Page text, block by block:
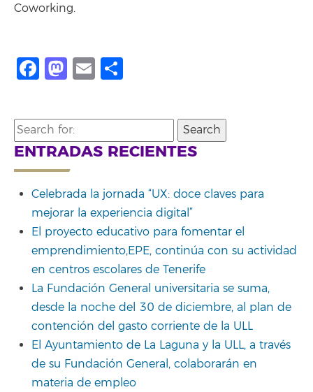
Coworking.
Facebook
Mastodon
Email
Search
for:
ENTRADAS RECIENTES
Celebrada la jornada “UX: doce claves para
mejorar la experiencia digital”
El proyecto educativo para fomentar el
emprendimiento,EPE, continúa con su actividad
en centros escolares de Tenerife
La Fundación General universitaria se suma,
desde la noche del 30 de diciembre, al plan de
contención del gasto corriente de la ULL
El Ayuntamiento de La Laguna y la ULL, a través
de su Fundación General, colaborarán en
materia de empleo